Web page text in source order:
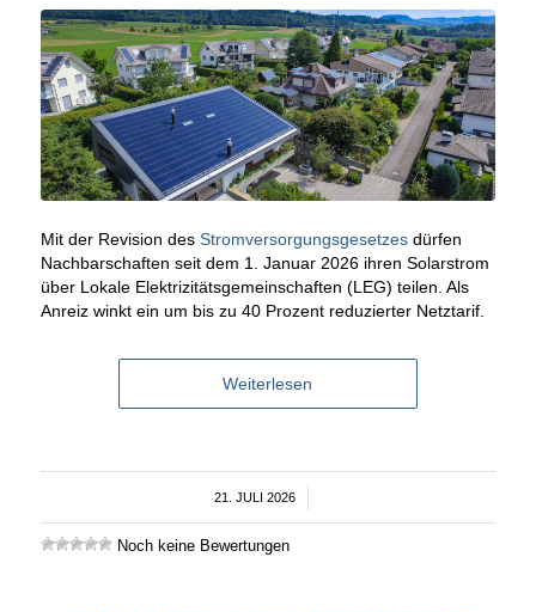
Mit der Revision des Stromversorgungsgesetzesdürfen
Nachbarschaften seit dem 1. Januar 2026 ihren Solarstrom
über Lokale Elektrizitätsgemeinschaften (LEG) teilen. Als
Anreiz winkt ein um bis zu 40 Prozent reduzierter Netztarif.
Weiterlesen
21. JULI 2026
Noch keine Bewertungen